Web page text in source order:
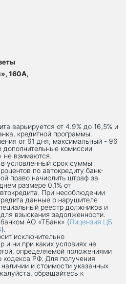
160А,
варьируется от 4.9% до 16,5% и
кредитной программы.
от 61 дня, максимальный - 96
комиссии
не взимаются.
условленный срок суммы
по автокредиту банк-
право начислить штраф за
размере 0,1% от
При несоблюдении
данные о нарушителе
реестр должников и
взыскания задолженности.
АО «ТБанк» (Лицензия ЦБ
).
исключительно
и ни при каких условиях не
определяемой положениями
кодекса РФ. Для получения
и стоимости указанных
обращайтесь к